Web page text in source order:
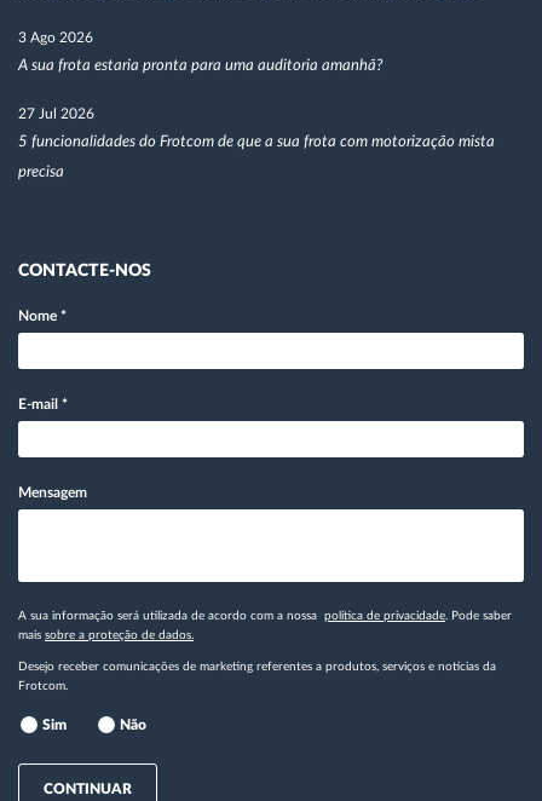
3 Ago 2026
A sua frota estaria pronta para uma auditoria amanhã?
27 Jul 2026
5 funcionalidades do Frotcom de que a sua frota com motorização mista
precisa
CONTACTE-NOS
Nome *
E-mail *
Mensagem
A sua informação será utilizada de acordo com a nossa política de privacidade. Pode saber
mais sobre a proteção de dados.
Desejo receber comunicações de marketing referentes a produtos, serviços e notícias da
Frotcom.
Sim Não
CONTINUAR